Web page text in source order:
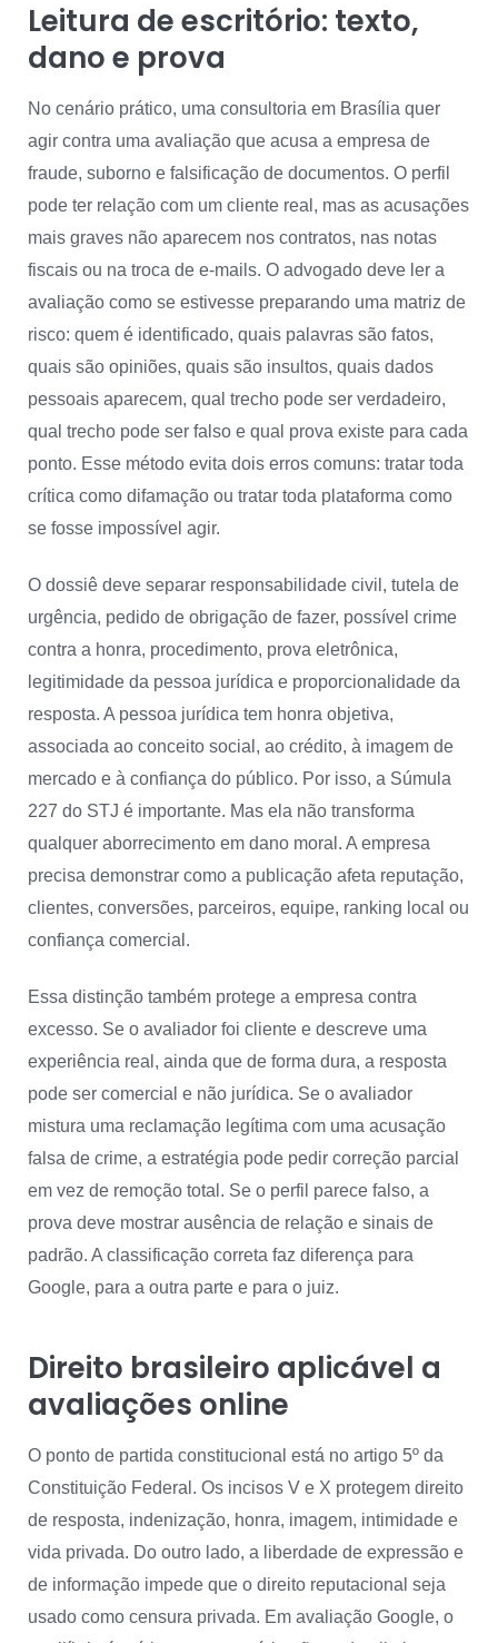
Leitura de escritório: texto,
dano e prova
No cenário prático, uma consultoria em Brasília quer
agir contra uma avaliação que acusa a empresa de
fraude, suborno e falsificação de documentos. O perfil
pode ter relação com um cliente real, mas as acusações
mais graves não aparecem nos contratos, nas notas
fiscais ou na troca de e-mails. O advogado deve ler a
avaliação como se estivesse preparando uma matriz de
risco: quem é identificado, quais palavras são fatos,
quais são opiniões, quais são insultos, quais dados
pessoais aparecem, qual trecho pode ser verdadeiro,
qual trecho pode ser falso e qual prova existe para cada
ponto. Esse método evita dois erros comuns: tratar toda
crítica como difamação ou tratar toda plataforma como
se fosse impossível agir.
O dossiê deve separar responsabilidade civil, tutela de
urgência, pedido de obrigação de fazer, possível crime
contra a honra, procedimento, prova eletrônica,
legitimidade da pessoa jurídica e proporcionalidade da
resposta. A pessoa jurídica tem honra objetiva,
associada ao conceito social, ao crédito, à imagem de
mercado e à confiança do público. Por isso, a Súmula
227 do STJ é importante. Mas ela não transforma
qualquer aborrecimento em dano moral. A empresa
precisa demonstrar como a publicação afeta reputação,
clientes, conversões, parceiros, equipe, ranking local ou
confiança comercial.
Essa distinção também protege a empresa contra
excesso. Se o avaliador foi cliente e descreve uma
experiência real, ainda que de forma dura, a resposta
pode ser comercial e não jurídica. Se o avaliador
mistura uma reclamação legítima com uma acusação
falsa de crime, a estratégia pode pedir correção parcial
em vez de remoção total. Se o perfil parece falso, a
prova deve mostrar ausência de relação e sinais de
padrão. A classificação correta faz diferença para
Google, para a outra parte e para o juiz.
Direito brasileiro aplicável a
avaliações online
O ponto de partida constitucional está no artigo 5º da
Constituição Federal. Os incisos V e X protegem direito
de resposta, indenização, honra, imagem, intimidade e
vida privada. Do outro lado, a liberdade de expressão e
de informação impede que o direito reputacional seja
usado como censura privada. Em avaliação Google, o